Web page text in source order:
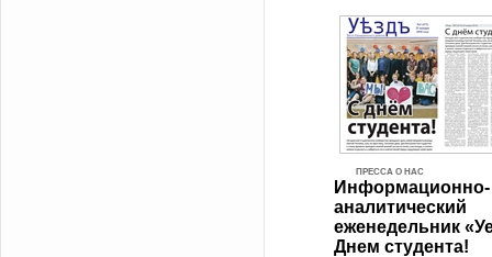
ПРЕССА О НАС
Информационно-
аналитический
еженедельник
Днем студента!